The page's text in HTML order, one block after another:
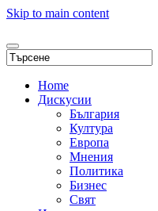
Skip to main content
Home
Дискусии
България
Култура
Европа
Мнения
Политика
Бизнес
Свят